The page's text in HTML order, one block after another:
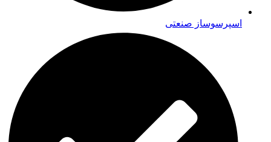
اسپرسوساز صنعتی